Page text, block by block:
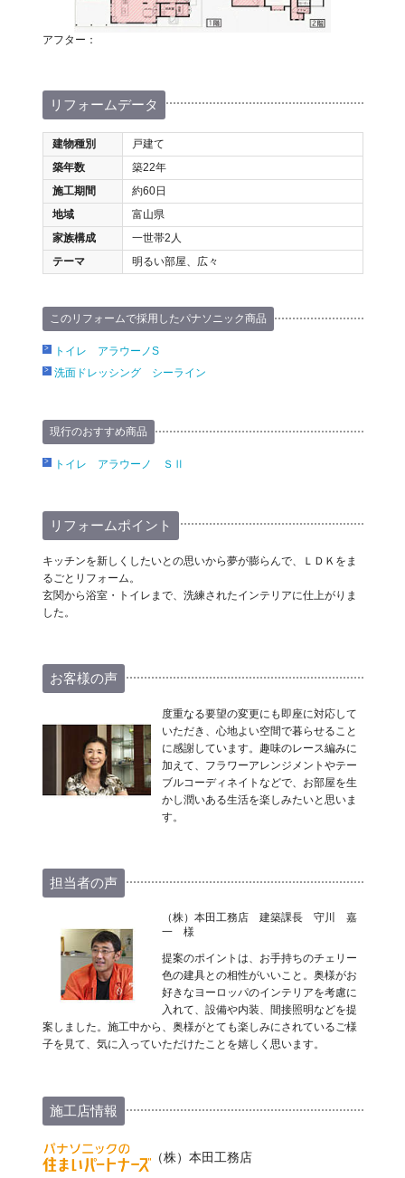
アフター：
リフォームデータ
建物種別
戸建て
築年数
築22年
施工期間
約60日
地域
富山県
家族構成
一世帯2人
テーマ
明るい部屋、広々
このリフォームで採用したパナソニック商品
トイレ アラウーノS
洗面ドレッシング シーライン
現行のおすすめ商品
トイレ アラウーノ ＳⅡ
リフォームポイント
キッチンを新しくしたいとの思いから夢が膨らんで、ＬＤＫをま
るごとリフォーム。
玄関から浴室・トイレまで、洗練されたインテリアに仕上がりま
した。
お客様の声
度重なる要望の変更にも即座に対応して
いただき、心地よい空間で暮らせること
に感謝しています。趣味のレース編みに
加えて、フラワーアレンジメントやテー
ブルコーディネイトなどで、お部屋を生
かし潤いある生活を楽しみたいと思いま
す。
担当者の声
（株）本田工務店 建築課長 守川 嘉
一 様
提案のポイントは、お手持ちのチェリー
色の建具との相性がいいこと。奥様がお
好きなヨーロッパのインテリアを考慮に
入れて、設備や内装、間接照明などを提
案しました。施工中から、奥様がとても楽しみにされているご様
子を見て、気に入っていただけたことを嬉しく思います。
施工店情報
（株）本田工務店